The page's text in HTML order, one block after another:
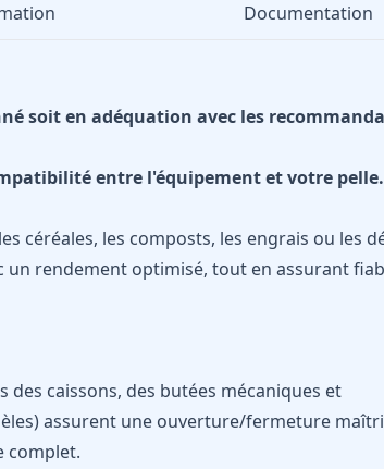
Documentation
soit en adéquation avec les
entre l'équipement et votre pelle.
céréales, les composts, les engrais ou les
un rendement optimisé, tout en assurant
caissons, des butées mécaniques et
assurent une ouverture/fermeture
complet.